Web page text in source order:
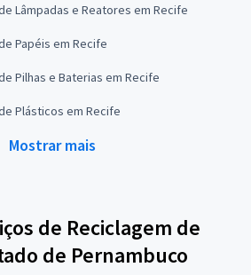
Lâmpadas e Reatores em Recife
Papéis em Recife
Pilhas e Baterias em Recife
Plásticos em Recife
Mostrar mais
de Reciclagem de
de Pernambuco